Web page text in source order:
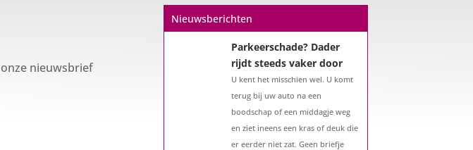
nieuwsbrief
Nieuwsberichten
hypotheek als u 57 jaar of ouder
bent?...
Parkeerschade? Dader
rijdt steeds vaker door
U kent het misschien wel. U komt
terug bij uw auto na een
boodschap of een middagje weg
en ziet ineens een kras of deuk die
er eerder niet zat. Geen briefje